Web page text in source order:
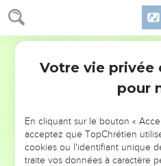
Psaumes 99
chérubins : la terre chancelle.
L’Éternel est grand dans Sion,
dessus de tous les peuples.
Qu’on célèbre ton nom grand
(Qu’on célèbre) la puissance
Jacob le droit et la justice. –
Exaltez l’Éternel, notre Dieu,
marchepied ! Il est saint !
Votre vie
pour
En cliquant sur le bouton «
acceptez que TopChrétien
cookies ou l'identifiant unique
traite vos données à caractère